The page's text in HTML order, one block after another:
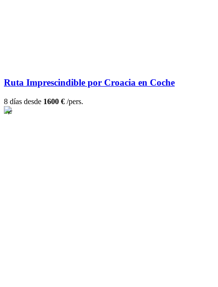
Ruta Imprescindible por Croacia en Coche
8 días desde 1600 € /pers.